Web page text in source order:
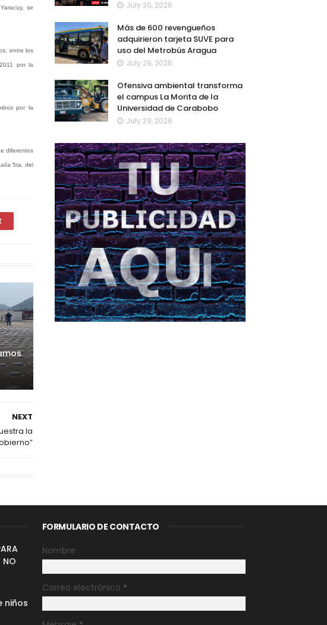
se
entre los
por la
por la
diferentes
5ta. del
NEXT
la
July 30, 2026
Más de 600 revengueños
adquirieron tarjeta SUVE para
uso del Metrobús Aragua
July 29, 2026
Ofensiva ambiental transforma
el campus La Morita de la
Universidad de Carabobo
July 29, 2026
NO
niños
FORMULARIO DE CONTACTO
Nombre
Correo electrónico *